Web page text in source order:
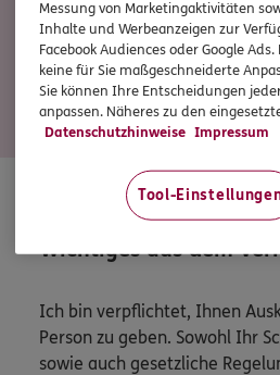
Tel: 02723/
Mehr
Wichtiges aus dem
Ich bin verpflichtet, Ihnen
Person zu geben. Sowohl Ihr
sowie auch gesetzliche
Messung von Marketingaktivitäten
Inhalte und Werbeanzeigen zur
Facebook Audiences oder Google Ads.
keine für Sie maßgeschneiderte
Sie können Ihre Entscheidungen
anpassen. Näheres zu den
Datenschutzhinweise Impressum
Tool-